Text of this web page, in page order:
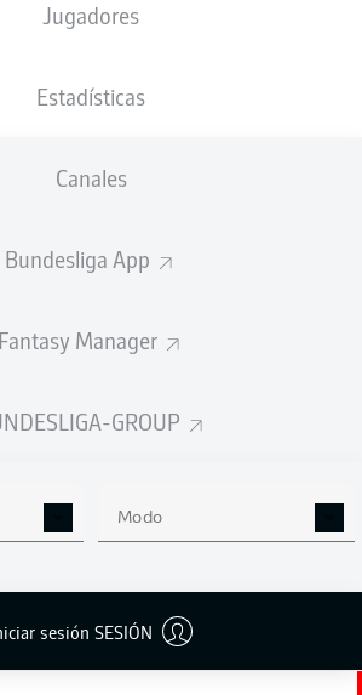
Jugadores
Estadísticas
Canales
Bundesliga App
Fantasy Manager
GROUP
Modo
sesión SESIÓN
M. Gräfe
FINAL